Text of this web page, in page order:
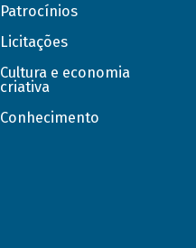
Patrocínios
Licitações
Cultura e economia
criativa
Conhecimento